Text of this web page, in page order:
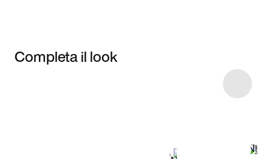
Completa il look